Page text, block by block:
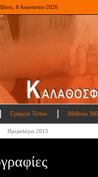
8 Αυγούστου 2026
Γραφείο Τύπου Melissia
Ημερολόγιο 2013